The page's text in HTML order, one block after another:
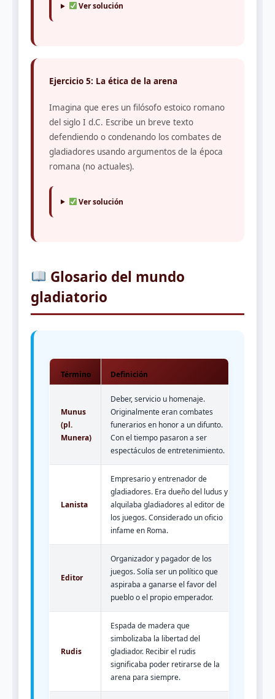
Ver solución
Ejercicio 5: La ética de la arena
Imagina que eres un filósofo estoico romano
del siglo I d.C. Escribe un breve texto
defendiendo o condenando los combates de
gladiadores usando argumentos de la época
romana (no actuales).
Ver solución
Glosario del mundo
gladiatorio
Término Definición
Munus
(pl.
Munera)
Deber, servicio u homenaje.
Originalmente eran combates
funerarios en honor a un difunto.
Con el tiempo pasaron a ser
espectáculos de entretenimiento.
Lanista
Empresario y entrenador de
gladiadores. Era dueño del ludus y
alquilaba gladiadores al editor de
los juegos. Considerado un oficio
infame en Roma.
Editor
Organizador y pagador de los
juegos. Solía ser un político que
aspiraba a ganarse el favor del
pueblo o el propio emperador.
Rudis
Espada de madera que
simbolizaba la libertad del
gladiador. Recibir el rudis
significaba poder retirarse de la
arena para siempre.